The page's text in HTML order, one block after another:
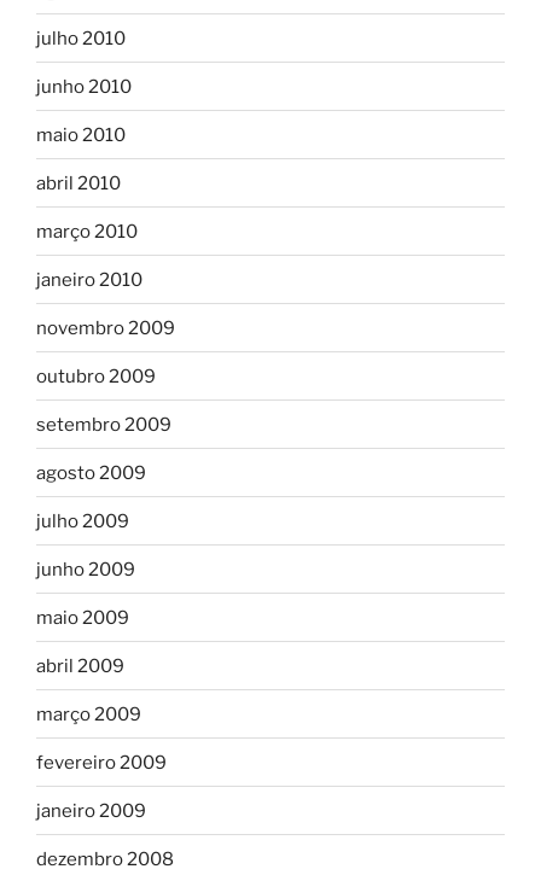
julho 2010
junho 2010
maio 2010
abril 2010
março 2010
janeiro 2010
novembro 2009
outubro 2009
setembro 2009
agosto 2009
julho 2009
junho 2009
maio 2009
abril 2009
março 2009
fevereiro 2009
janeiro 2009
dezembro 2008